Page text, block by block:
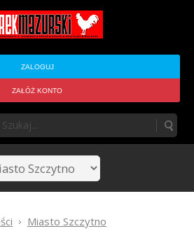
ZALOGUJ
ZAŁÓŻ KONTO
Miasto Szczytno